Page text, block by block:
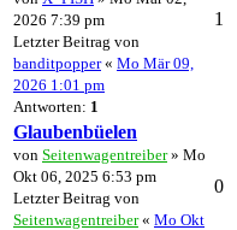
2026 7:39 pm
Letzter Beitrag von
banditpopper« Mo Mär 09,
2026 1:01 pm
Antworten: 1
1
Glaubenbüelen
von Seitenwagentreiber» Mo
Okt 06, 2025 6:53 pm
Letzter Beitrag von
Seitenwagentreiber« Mo Okt
0